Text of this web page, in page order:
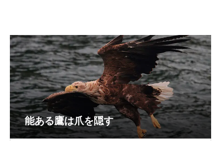
能ある鷹は爪を隠す